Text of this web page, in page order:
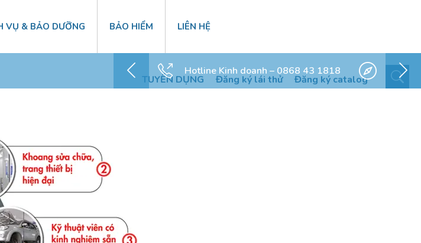
VỤ & BẢO DƯỠNG BẢO HIỂM LIÊN HỆ
TUYỂN DỤNG Đăng ký lái thử Đăng ký catalog
Hotline Kinh doanh – 0868 43 1818